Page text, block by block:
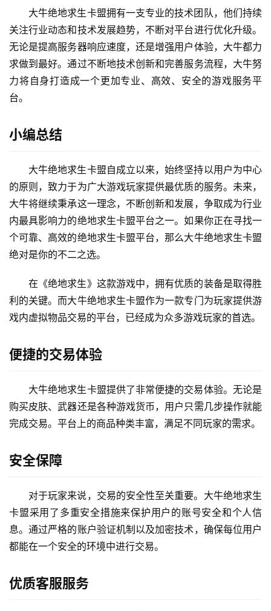
大牛绝地求生卡盟拥有一支专业的技术团队，他们持续
关注行业动态和技术发展趋势，不断对平台进行优化升级。
无论是提高服务器响应速度，还是增强用户体验，大牛都力
求做到最好。通过不断地技术创新和完善服务流程，大牛努
力将自身打造成一个更加专业、高效、安全的游戏服务平
台。
小编总结
大牛绝地求生卡盟自成立以来，始终坚持以用户为中心
的原则，致力于为广大游戏玩家提供最优质的服务。未来，
大牛将继续秉承这一理念，不断创新和发展，争取成为行业
内最具影响力的绝地求生卡盟平台之一。如果你正在寻找一
个可靠、高效的绝地求生卡盟平台，那么大牛绝地求生卡盟
绝对是你的不二之选。
在《绝地求生》这款游戏中，拥有优质的装备是取得胜
利的关键。而大牛绝地求生卡盟作为一款专门为玩家提供游
戏内虚拟物品交易的平台，已经成为众多游戏玩家的首选。
便捷的交易体验
大牛绝地求生卡盟提供了非常便捷的交易体验。无论是
购买皮肤、武器还是各种游戏货币，用户只需几步操作就能
完成交易。平台上的商品种类丰富，满足不同玩家的需求。
安全保障
对于玩家来说，交易的安全性至关重要。大牛绝地求生
卡盟采用了多重安全措施来保护用户的账号安全和个人信
息。通过严格的账户验证机制以及加密技术，确保每位用户
都能在一个安全的环境中进行交易。
优质客服服务